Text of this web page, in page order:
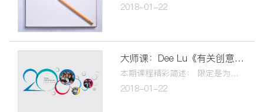
2018-01-22
大师课：Dee Lu《有关创意的那些词儿》
本期课程精彩简述： 限定是为了品牌视觉更好的统一！ 懂得坚持，懂得学习，懂得梦想！ 缩小不自由的空间，剩下的都是自由！ 设计没有绝对的丑美，只有适合与不适合！
2018-01-22